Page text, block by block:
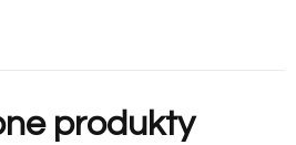
produkty